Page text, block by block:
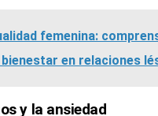
femenina:
en relaciones
y la ansiedad